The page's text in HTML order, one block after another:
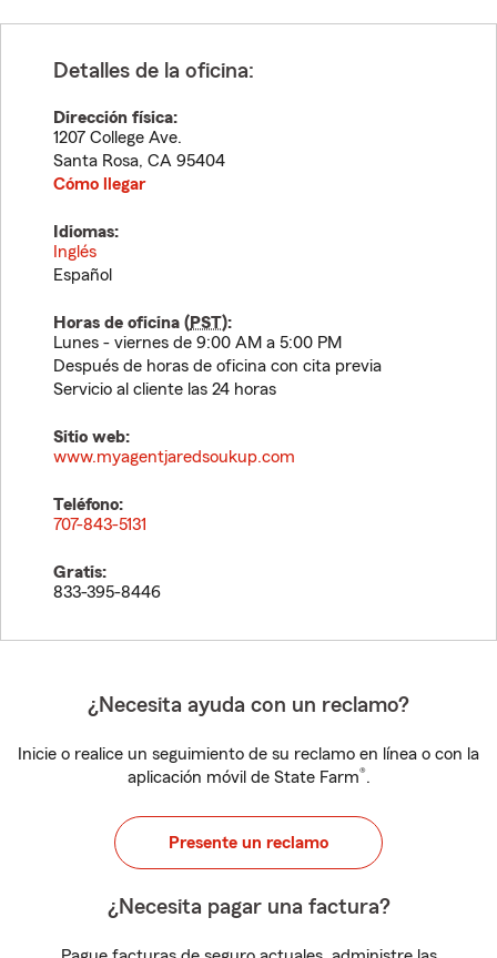
Detalles de la oficina:
Dirección física:
1207 College Ave.
Santa Rosa, CA 95404
Cómo llegar
Idiomas:
Inglés
Español
Horas de oficina (PST):
Lunes - viernes de 9:00 AM a 5:00 PM
Después de horas de oficina con cita previa
Servicio al cliente las 24 horas
Sitio web:
www.myagentjaredsoukup.com
Teléfono:
707-843-5131
Gratis:
833-395-8446
¿Necesita ayuda con un reclamo?
Inicie o realice un seguimiento de su reclamo en línea o con la
aplicación móvil de State Farm®.
Presente un reclamo
¿Necesita pagar una factura?